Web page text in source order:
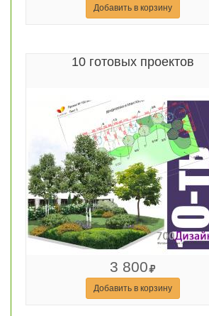
Добавить в корзину
10 готовых проектов
3 800
Добавить в корзину